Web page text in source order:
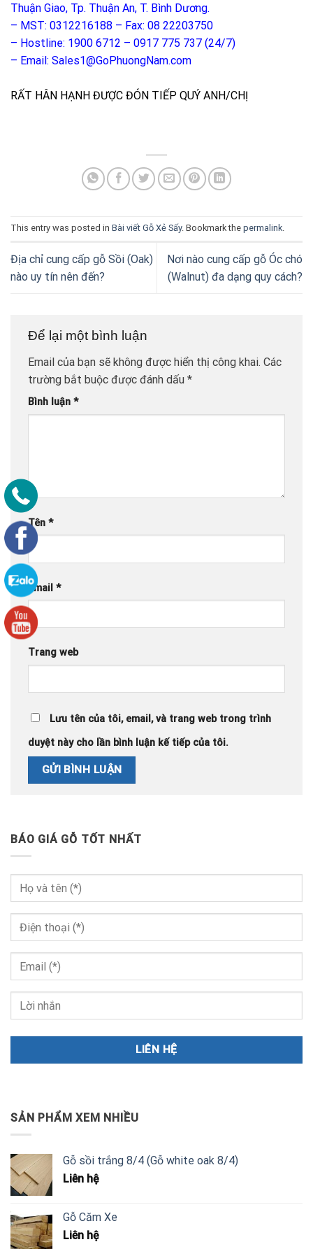
Thuận Giao, Tp. Thuận An, T. Bình Dương.
– MST: 0312216188 – Fax: 08 22203750
– Hostline: 1900 6712 – 0917 775 737 (24/7)
– Email: Sales1@GoPhuongNam.com
RẤT HÂN HẠNH ĐƯỢC ĐÓN TIẾP QUÝ ANH/CHỊ
This entry was posted in Bài viết Gỗ Xẻ Sấy. Bookmark the permalink.
Địa chỉ cung cấp gỗ Sồi (Oak)
nào uy tín nên đến?
Nơi nào cung cấp gỗ Óc chó
(Walnut) đa dạng quy cách?
Để lại một bình luận
Email của bạn sẽ không được hiển thị công khai. Các
trường bắt buộc được đánh dấu *
Bình luận *
Tên *
Email *
Trang web
Lưu tên của tôi, email, và trang web trong trình
duyệt này cho lần bình luận kế tiếp của tôi.
BÁO GIÁ GỖ TỐT NHẤT
SẢN PHẨM XEM NHIỀU
Gỗ sồi trắng 8/4 (Gỗ white oak 8/4)
Liên hệ
Gỗ Căm Xe
Liên hệ